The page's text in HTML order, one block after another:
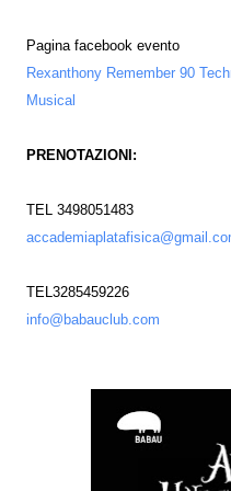
Pagina facebook evento
Rexanthony Remember 90
Musical
PRENOTAZIONI:
TEL 3498051483
TEL3285459226
info@babauclub.com